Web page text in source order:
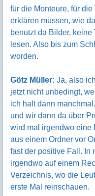
für die Monteure, für
erklären müssen, wie
benutzt da Bilder,
lesen. Also bis zum
worden.
Götz Müller: Ja, also
jetzt nicht unbedingt,
ich halt dann
und wir dann da über
wird mal irgendwo eine
aus einem Ordner vor
fast der positive Fall. In
irgendwo auf einem
Verzeichnis, wo die
erste Mal reinschauen.